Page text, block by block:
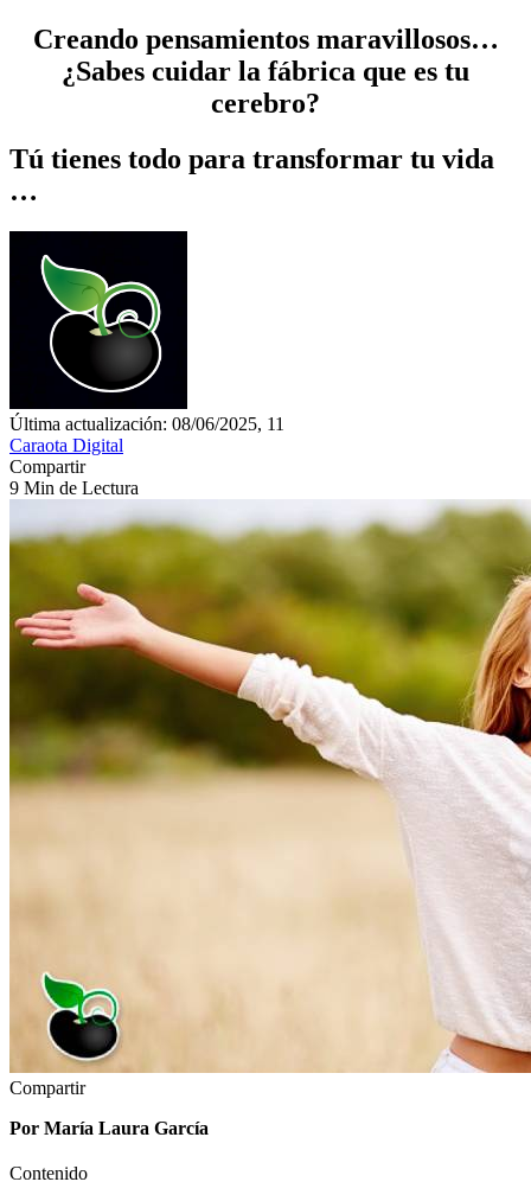
Creando pensamientos maravillosos…
¿Sabes cuidar la fábrica que es tu
cerebro?
Tú tienes todo para transformar tu vida
…
Última actualización: 08/06/2025, 11
Caraota Digital
Compartir
9 Min de Lectura
Compartir
Por María Laura García
Contenido